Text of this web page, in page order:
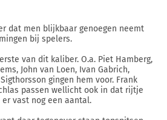
dat men blijkbaar genoegen neemt
bij spelers.
van dit kaliber. O.a. Piet Hamberg,
John van Loen, Ivan Gabrich,
gingen hem voor. Frank
passen wellicht ook in dat rijtje
vast nog een aantal.